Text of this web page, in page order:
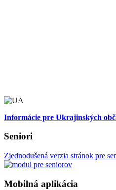
Informácie pre Ukrajinských
Seniori
Zjednodušená verzia stránok pre
Mobilná aplikácia